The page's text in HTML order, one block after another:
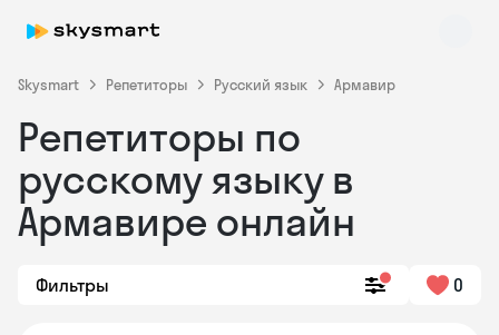
Skysmart Репетиторы Русский язык Армавир
Репетиторы по
русскому языку в
Армавире онлайн
Фильтры 0
Skysmart Chat